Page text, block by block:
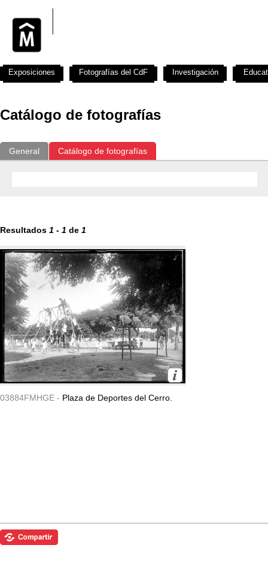
Catálogo de fotografías
General Catálogo de fotografías
Resultados 1 - 1 de 1
03884FMHGE - Plaza de Deportes del Cerro.
Exposiciones Fotografías del CdF Investigación